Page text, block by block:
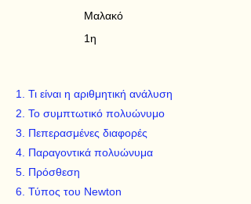
Μαλακό
1η
1. Τι είναι η αριθμητική ανάλυση
2. Το συμπτωτικό πολυώνυμο
3. Πεπερασμένες διαφορές
4. Παραγοντικά πολυώνυμα
5. Πρόσθεση
6. Τύπος του Newton